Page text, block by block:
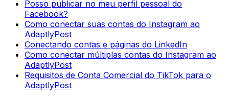
Posso publicar no meu perfil pessoal do
Facebook?
Como conectar suas contas do Instagram ao
AdaptlyPost
Conectando contas e páginas do LinkedIn
Como conectar múltiplas contas do Instagram ao
AdaptlyPost
Requisitos de Conta Comercial do TikTok para o
AdaptlyPost